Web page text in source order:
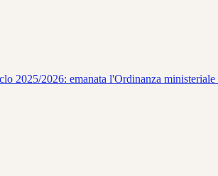
2025/2026: emanata l'Ordinanza ministeriale